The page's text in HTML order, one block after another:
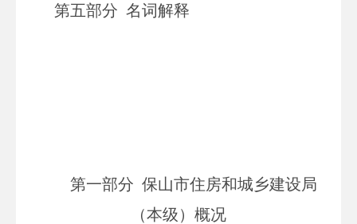
第五部分 名词解释
第一部分 保山市住房和城乡建设局
（本级）概况